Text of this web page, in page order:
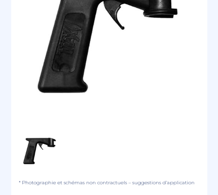
* Photographie et schémas non contractuels – suggestions d’application